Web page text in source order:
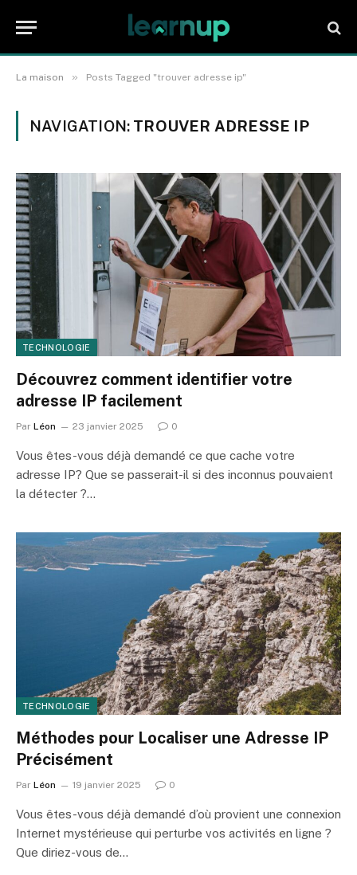
La maison » Posts Tagged "trouver adresse ip"
NAVIGATION: TROUVER ADRESSE IP
TECHNOLOGIE
Découvrez comment identifier votre
adresse IP facilement
Par Léon 23 janvier 2025 0
Vous êtes-vous déjà demandé ce que cache votre
adresse IP? Que se passerait-il si des inconnus pouvaient
la détecter ?…
TECHNOLOGIE
Méthodes pour Localiser une Adresse IP
Précisément
Par Léon 19 janvier 2025 0
Vous êtes-vous déjà demandé d’où provient une connexion
Internet mystérieuse qui perturbe vos activités en ligne ?
Que diriez-vous de…